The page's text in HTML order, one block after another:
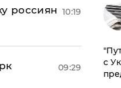
россиян 10:19
09:29
с